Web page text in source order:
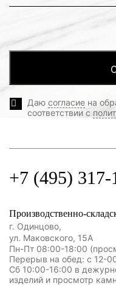
Даю согласие на
соответствии с
+7 (495) 317-
Производственно-
г. Одинцово,
ул. Маковского, 15А
Пн-Пт 08:00-18:00
Перерыв на обед: с 12-
Сб 10:00-16:00 в
изделий и просмотр